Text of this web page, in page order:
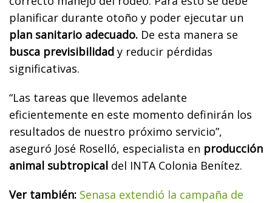
planificar durante otoño y poder ejecutar un
plan sanitario adecuado. De esta manera se
busca previsibilidad y reducir pérdidas
significativas.
“Las tareas que llevemos adelante
eficientemente en este momento definirán los
resultados de nuestro próximo servicio”,
aseguró José Roselló, especialista en producción
animal subtropical del INTA Colonia Benítez.
Ver también: Senasa extendió la campaña de